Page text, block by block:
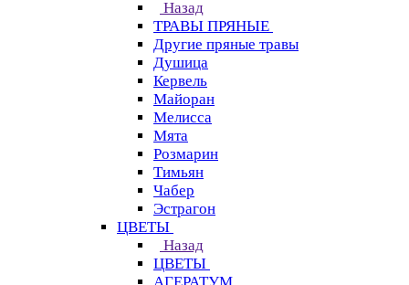
Назад
ТРАВЫ ПРЯНЫЕ
Другие пряные травы
Душица
Кервель
Майоран
Мелисса
Мята
Розмарин
Тимьян
Чабер
Эстрагон
ЦВЕТЫ
Назад
ЦВЕТЫ